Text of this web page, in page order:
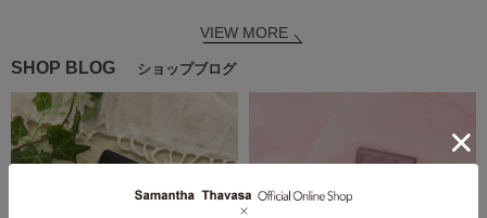
VIEW MORE
SHOP BLOG ショップブログ